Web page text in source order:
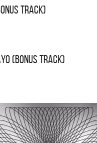
TRACK)
(BONUS TRACK)